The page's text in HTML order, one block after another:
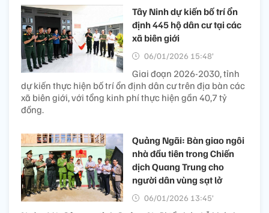
Tây Ninh dự kiến bố trí ổn
định 445 hộ dân cư tại các
xã biên giới
06/01/2026 15:48’
Giai đoạn 2026-2030, tỉnh
dự kiến thực hiện bố trí ổn định dân cư trên địa bàn các
xã biên giới, với tổng kinh phí thực hiện gần 40,7 tỷ
đồng.
Quảng Ngãi: Bàn giao ngôi
nhà đầu tiên trong Chiến
dịch Quang Trung cho
người dân vùng sạt lở
06/01/2026 13:45’